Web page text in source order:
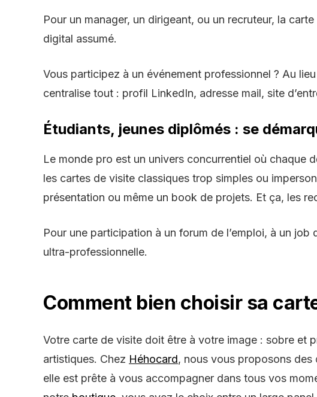
Pour un manager, un dirigeant, ou un recruteur, la
digital assumé.
Vous participez à un événement professionnel ? Au
centralise tout : profil LinkedIn, adresse mail, site
Étudiants, jeunes diplômés : se
Le monde pro est un univers concurrentiel où chaque
les cartes de visite classiques trop simples ou
présentation ou même un book de projets. Et ça, les
Pour une participation à un forum de l’emploi, à un
ultra-professionnelle.
Comment bien choisir sa
Votre carte de visite doit être à votre image : sobre et
artistiques. Chez Héhocard, nous vous proposons des
elle est prête à vous accompagner dans tous vos